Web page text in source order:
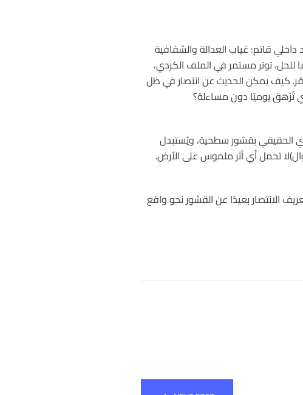
قاتم: غياب العدالة والشفافية
للحل، توتر مستمر في الملف الكردي،
فيه الملايين تحت خط الفقر. كيف يمكن الحديث عن انتصار في ظل
تُزهق يوميًا دون مساءلة؟
الحقيقي بقشور سطحية، ويُستبدل
تحمل أي أثر ملموس على الأرض.
الانتصار بعيدًا عن القشور نحو واقع